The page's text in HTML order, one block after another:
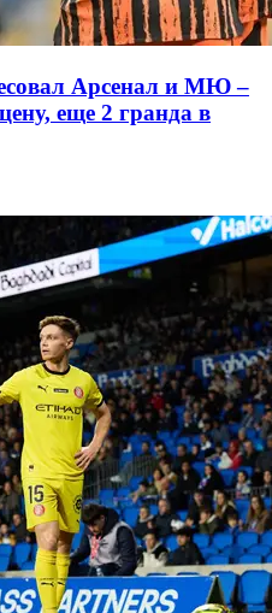
Арсенал и МЮ –
еще 2 гранда в